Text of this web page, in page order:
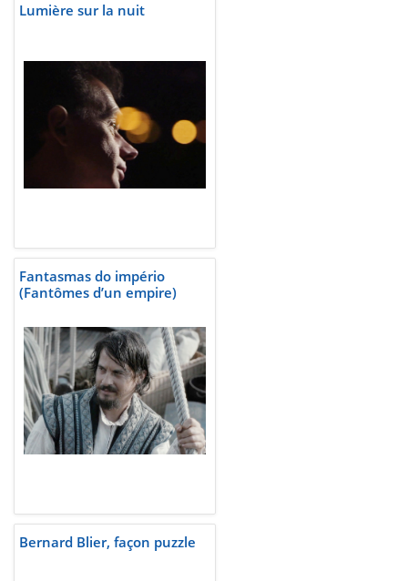
Lumière sur la nuit
Fantasmas do império
(Fantômes d’un empire)
Bernard Blier, façon puzzle